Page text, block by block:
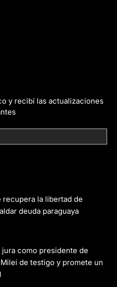
y recibí las actualizaciones
recupera la libertad de
deuda paraguaya
jura como presidente de
de testigo y promete un